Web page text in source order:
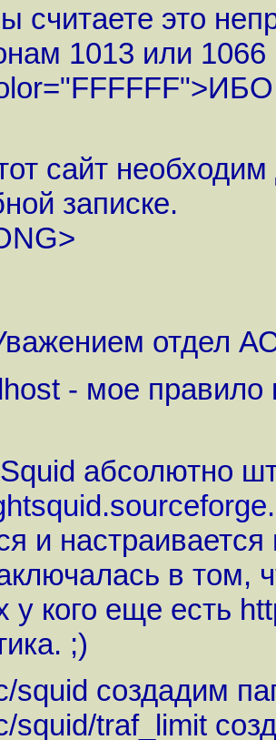
считаете это
1013 или 1066
сайт
записке.
отдел
- мое правило
абсолютно
и
в том,
у кого еще есть
;)
squid создадим
squid/traf_limit